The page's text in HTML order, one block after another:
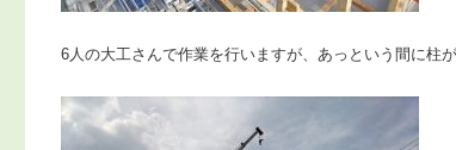
6人の大工さんで作業を行いますが、あっという間に柱